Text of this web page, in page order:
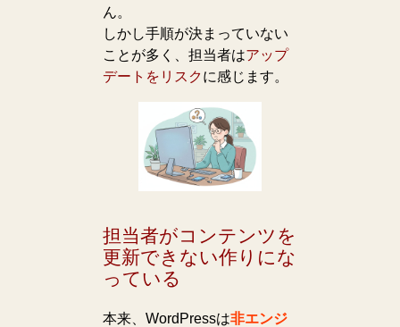
ん。
しかし手順が決まっていない
ことが多く、担当者はアップ
デートをリスクに感じます。
担当者がコンテンツを
更新できない作りにな
っている
本来、WordPressは非エンジ